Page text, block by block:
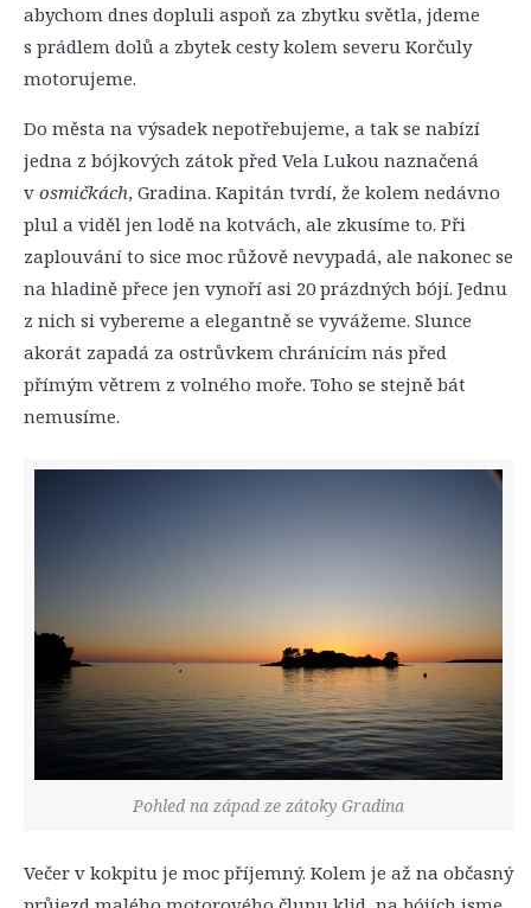
abychom dnes dopluli aspoň za zbytku světla, jdeme
s prádlem dolů a zbytek cesty kolem severu Korčuly
motorujeme.
Do města na výsadek nepotřebujeme, a tak se nabízí
jedna z bójkových zátok před Vela Lukou naznačená
v osmičkách, Gradina. Kapitán tvrdí, že kolem nedávno
plul a viděl jen lodě na kotvách, ale zkusíme to. Při
zaplouvání to sice moc růžově nevypadá, ale nakonec se
na hladině přece jen vynoří asi 20 prázdných bójí. Jednu
z nich si vybereme a elegantně se vyvážeme. Slunce
akorát zapadá za ostrůvkem chránícím nás před
přímým větrem z volného moře. Toho se stejně bát
nemusíme.
Pohled na západ ze zátoky Gradina
Večer v kokpitu je moc příjemný. Kolem je až na občasný